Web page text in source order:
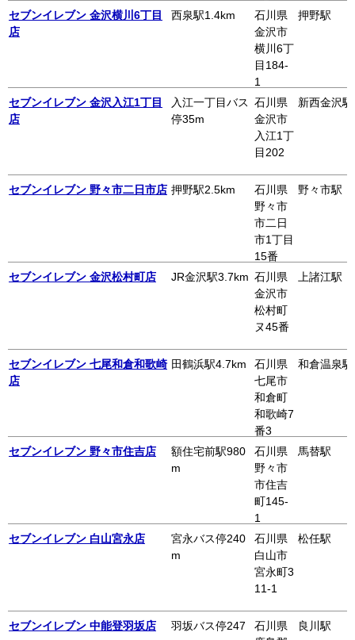
セブンイレブン 金沢横川6丁目
店
西泉駅1.4km
石川県
金沢市
横川6丁
目184-
1
押野駅
セブンイレブン 金沢入江1丁目
店
入江一丁目バス
停35m
石川県
金沢市
入江1丁
目202
新西金沢駅
セブンイレブン 野々市二日市店 押野駅2.5km
石川県
野々市
市二日
市1丁目
15番
野々市駅
セブンイレブン 金沢松村町店 JR金沢駅3.7km 石川県
金沢市
松村町
ヌ45番
上諸江駅
セブンイレブン 七尾和倉和歌崎
店
田鶴浜駅4.7km
石川県
七尾市
和倉町
和歌崎7
番3
和倉温泉駅
セブンイレブン 野々市住吉店
額住宅前駅980
m
石川県
野々市
市住吉
町145-
1
馬替駅
セブンイレブン 白山宮永店
宮永バス停240
m
石川県
白山市
宮永町3
11-1
松任駅
セブンイレブン 中能登羽坂店
羽坂バス停247
石川県
良川駅